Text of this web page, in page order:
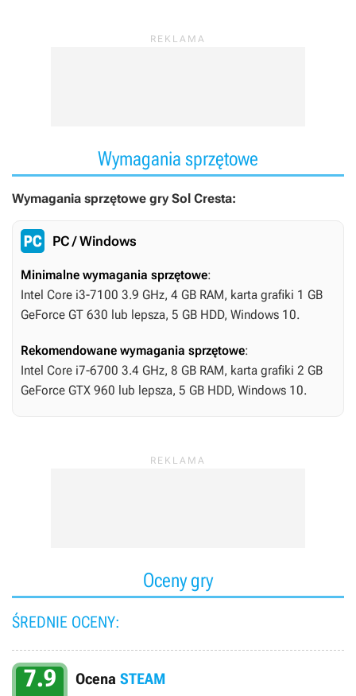
Wymagania sprzętowe
Wymagania sprzętowe gry Sol Cresta:
PC / Windows
Minimalne wymagania sprzętowe:
Intel Core i3-7100 3.9 GHz, 4 GB RAM, karta grafiki 1 GB
GeForce GT 630 lub lepsza, 5 GB HDD, Windows 10.
Rekomendowane wymagania sprzętowe:
Intel Core i7-6700 3.4 GHz, 8 GB RAM, karta grafiki 2 GB
GeForce GTX 960 lub lepsza, 5 GB HDD, Windows 10.
Oceny gry
ŚREDNIE OCENY:
7.9 Ocena STEAM